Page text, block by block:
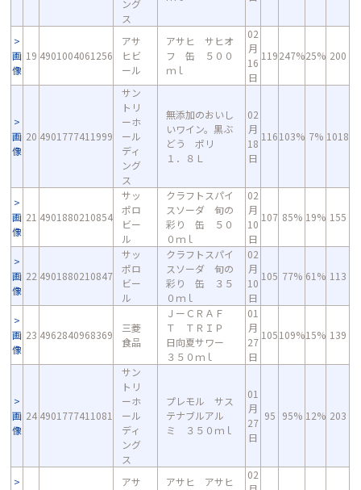
ング
ス
画
像
19 4901004061256
アサ
ヒビ
ール
アサヒ サヒオ
フ 缶 ５００
ｍｌ
02
月
16
日
119247%25% 200
画
像
20 4901777411999
サン
トリ
ーホ
ール
ディ
ング
ス
無添加のおいし
いワイン。黒ぶ
どう ポリ
１．８Ｌ
02
月
18
日
116103% 7% 1018
画
像
21 4901880210854
サッ
ポロ
ビー
ル
クラフトスパイ
スソーダ 旬の
彩り 缶 ５０
０ｍｌ
02
月
10
日
107 85% 19% 155
画
像
22 4901880210847
サッ
ポロ
ビー
ル
クラフトスパイ
スソーダ 旬の
彩り 缶 ３５
０ｍｌ
02
月
10
日
105 77% 61% 113
画
像
23 4962840968369
三菱
食品
ＪーＣＲＡＦ
Ｔ ＴＲＩＰ
日向夏サワー
３５０ｍｌ
01
月
27
日
105109%15% 139
画
像
24 4901777411081
サン
トリ
ーホ
ール
ディ
ング
ス
プレモル サス
テナブルアル
ミ ３５０ｍｌ
01
月
27
日
95 95% 12% 203
アサ
アサヒ アサヒ
02